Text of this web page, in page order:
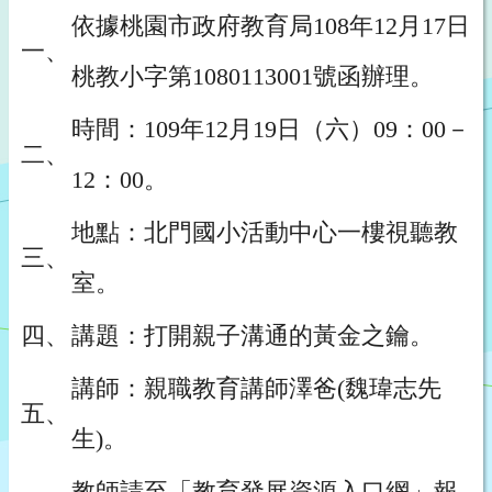
一、
依據桃園市政府教育局108年12月17日
桃教小字第1080113001號函辦理。
二、
時間：109年12月19日（六）09：00－
12：00。
三、
地點：北門國小活動中心一樓視聽教
室。
四、 講題：打開親子溝通的黃金之鑰。
五、
講師：親職教育講師澤爸(魏瑋志先
生)。